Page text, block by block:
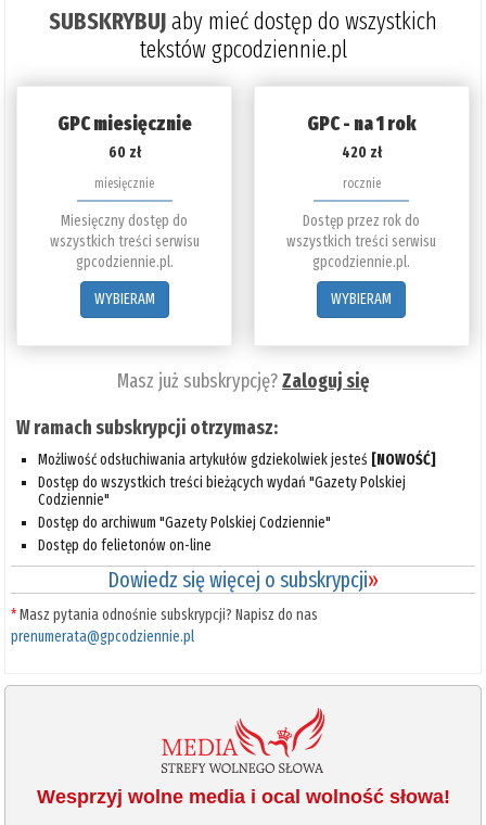
SUBSKRYBUJaby mieć dostęp do wszystkich
tekstów gpcodziennie.pl
GPC miesięcznie
60 zł
miesięcznie
Miesięczny dostęp do
wszystkich treści serwisu
gpcodziennie.pl.
WYBIERAM
GPC - na 1 rok
420 zł
rocznie
Dostęp przez rok do
wszystkich treści serwisu
gpcodziennie.pl.
WYBIERAM
Masz już subskrypcję?Zaloguj się
W ramach subskrypcji otrzymasz:
Możliwość odsłuchiwania artykułów gdziekolwiek jesteś [NOWOŚĆ]
Dostęp do wszystkich treści bieżących wydań "Gazety Polskiej
Codziennie"
Dostęp do archiwum "Gazety Polskiej Codziennie"
Dostęp do felietonów on-line
Dowiedz się więcej o subskrypcji»
*Masz pytania odnośnie subskrypcji? Napisz do nas
prenumerata@gpcodziennie.pl
Wesprzyj wolne media i ocal wolność słowa!